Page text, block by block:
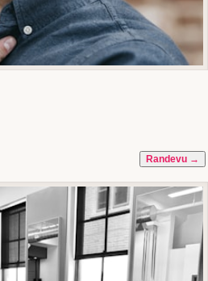
Randevu →